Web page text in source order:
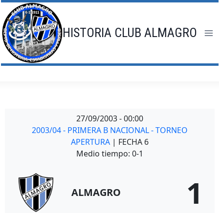
Saltar
al
contenido
HISTORIA CLUB ALMAGRO
27/09/2003 - 00:00
2003/04 - PRIMERA B NACIONAL - TORNEO
APERTURA | FECHA 6
Medio tiempo: 0-1
ALMAGRO 1